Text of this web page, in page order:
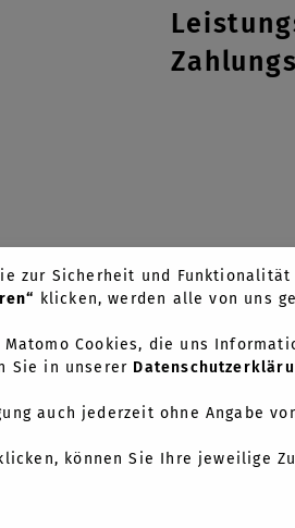
zur Sicherheit und
klicken, werden alle von uns
Cookies, die uns
Sie in unserer
auch jederzeit ohne Angabe
können Sie Ihre jeweilige